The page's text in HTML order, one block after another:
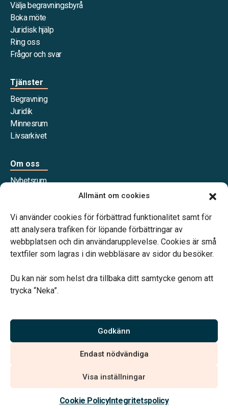
Allmänt om cookies
Vi använder cookies för förbättrad funktionalitet samt för
att analysera trafiken för löpande förbättringar av
webbplatsen och din användarupplevelse. Cookies är små
textfiler som lagras i din webbläsare av sidor du besöker.
Du kan när som helst dra tillbaka ditt samtycke genom att
trycka “Neka”.
Godkänn
Endast nödvändiga
Visa inställningar
Cookie PolicyIntegritetspolicy
Hitta begravningsbyrå 020 - 99 99 00
Välja begravningsbyrå
Boka möte
Juridisk hjälp
Ring oss
Frågor och svar
Tjänster
Begravning
Juridik
Minnesrum
Livsarkivet
Om oss
Nyhetsrum
Våra samarbetspartners
familjejuridiken – genom hela livet.
Allmänna villkor Köpvillkor